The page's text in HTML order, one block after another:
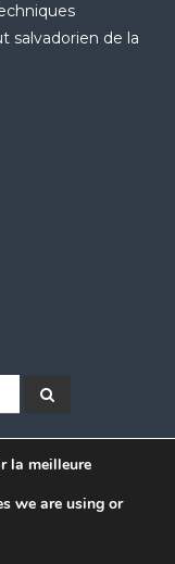
salvadorien de la
Search
la meilleure
we are using or